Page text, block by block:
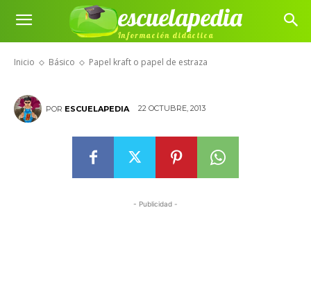
escuelapedia
Información didáctica
Inicio Básico Papel kraft o papel de estraza
Papel kraft o papel de estraza
POR ESCUELAPEDIA 22 OCTUBRE, 2013
- Publicidad -